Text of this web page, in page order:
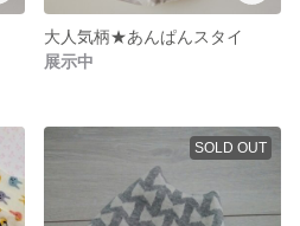
大人気柄★あんぱんスタイ
展示中
SOLD OUT